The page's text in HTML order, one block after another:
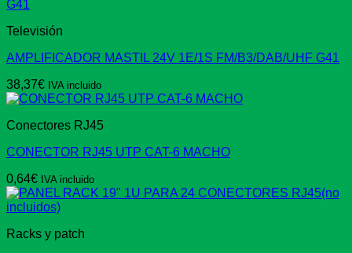
Televisión
AMPLIFICADOR MASTIL 24V 1E/1S FM/B3/DAB/UHF G41
38,37€ IVA incluido
Conectores RJ45
CONECTOR RJ45 UTP CAT-6 MACHO
0,64€ IVA incluido
Racks y patch